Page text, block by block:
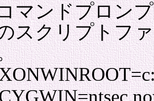
マンドプロン
スクリプトフ